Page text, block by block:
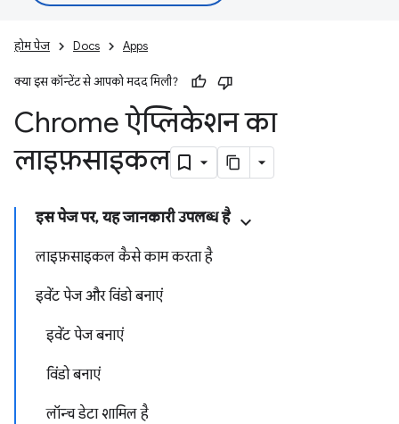
होम पेज Docs Apps
क्या इस कॉन्टेंट से आपको मदद मिली?
Chrome ऐप्लिकेशन का
लाइफ़साइकल
इस पेज पर, यह जानकारी उपलब्ध है
लाइफ़साइकल कैसे काम करता है
इवेंट पेज और विंडो बनाएं
इवेंट पेज बनाएं
विंडो बनाएं
लॉन्च डेटा शामिल है